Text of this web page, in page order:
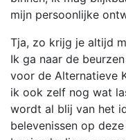
mijn persoonlijke
Tja, zo krijg je altijd
Ik ga naar de
voor de Alternatieve
ik ook zelf nog wat
wordt al blij van het
belevenissen op